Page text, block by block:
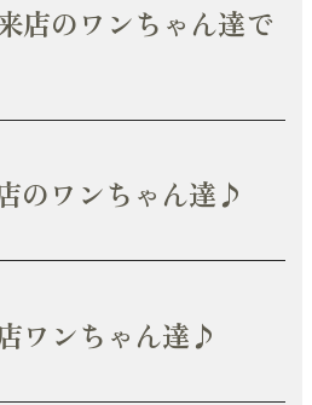
店のワンちゃん達で
のワンちゃん達♪
ワンちゃん達♪